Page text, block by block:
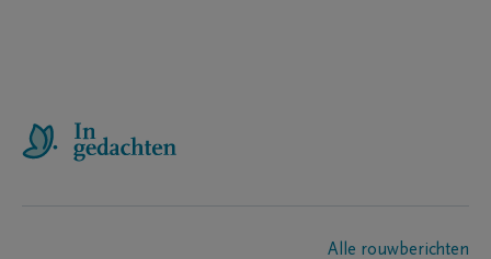
Alle rouwberichten